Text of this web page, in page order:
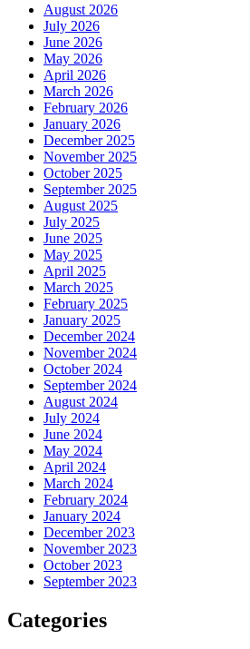
August 2026
July 2026
June 2026
May 2026
April 2026
March 2026
February 2026
January 2026
December 2025
November 2025
October 2025
September 2025
August 2025
July 2025
June 2025
May 2025
April 2025
March 2025
February 2025
January 2025
December 2024
November 2024
October 2024
September 2024
August 2024
July 2024
June 2024
May 2024
April 2024
March 2024
February 2024
January 2024
December 2023
November 2023
October 2023
September 2023
Categories